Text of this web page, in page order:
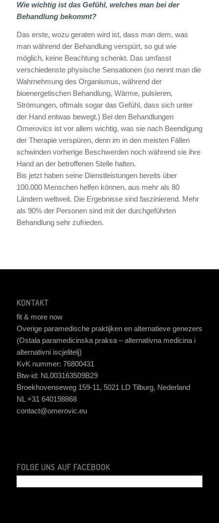
Wie wichtig ist das Gefühl, welches man bei der
Behandlung bekommt?
Das erste, wozu geraten wird ist, dass man dem, was
man während der Behandlung verspürt, so gut wie
möglich, keine Beachtung schenkt. Das umfasst
verschiedenste physische Sensationen (so nennt man die
Wahrnehmung des Organismus, während der
bioenergetischen Behandlung, Wärme, pulsieren,
Strömungen, oftmals sogar das Gefühl, dass sich unter
der Hand entwas bewegt.) Bei den Behandlungen
Omerovics ist vor allem wichtig, was sie nach Beendigung
der Therapie verspüren, denn im in den meisten Fällen
schwinden vorherige Beschwerden noch während sie ihre
Hand an der betroffenen Stelle halten.
Bis jetzt haben seine Dienstleistungen bereits über
100.000 Menschen helfen können, aus mehr als 80
Ländern weltweit. Die Ergebnisse sind faszinierend. Mehr
als 90% der Personen sind mit der durchgeführten
Behandlung sehr zufrieden.
KONTAKT
fit & more now
Overige paramedische praktijken en alternatieve genezers
(Ostala paramedicinska praksa – alternativna medicina i
alternativni iscjelitelj)
KvK nummer: 76800431
Btw-id: NL003163509B29
Broekhovenseweg 159-11, 5021 LD Tilburg, Nederland
NL +31 640198868
contact@omerovic.eu
FOLGE UNS AUF FACEBOOK